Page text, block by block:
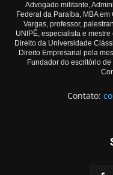
Advogado militante,
Federal da Paraíba, MBA
Vargas, professor,
UNIPÊ, especialista e
Direito da Universidade
Direito Empresarial pela
Fundador do escritório
Contato: